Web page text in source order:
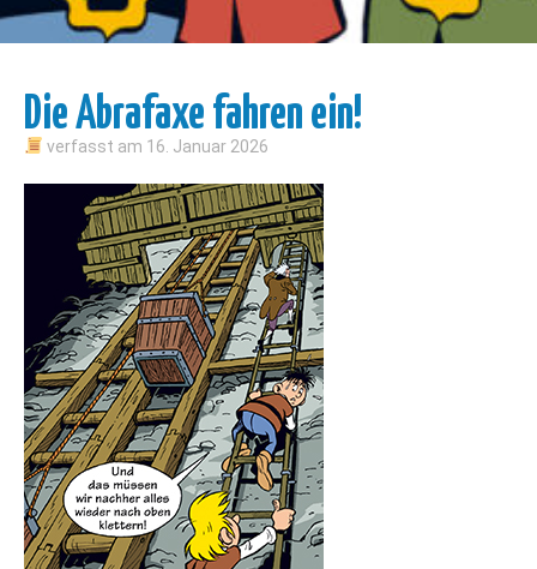
Die Abrafaxe fahren ein!
verfasst am 16. Januar 2026